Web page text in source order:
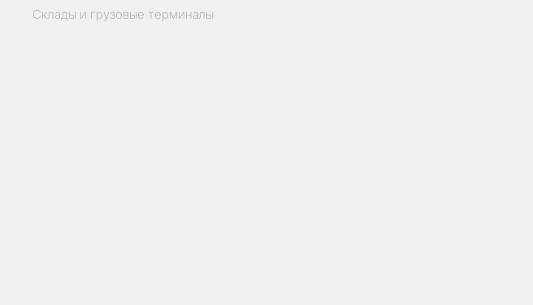
Склады и грузовые терминалы